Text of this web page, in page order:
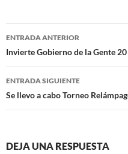
Navegación
de
entradas
ENTRADA ANTERIOR
Invierte Gobierno de la Gente
ENTRADA SIGUIENTE
Se llevo a cabo Torneo
DEJA UNA RESPUESTA